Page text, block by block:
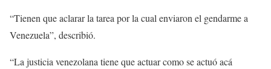
“Tienen que aclarar la tarea por la cual enviaron el gendarme a
Venezuela”, describió.
“La justicia venezolana tiene que actuar como se actuó acá